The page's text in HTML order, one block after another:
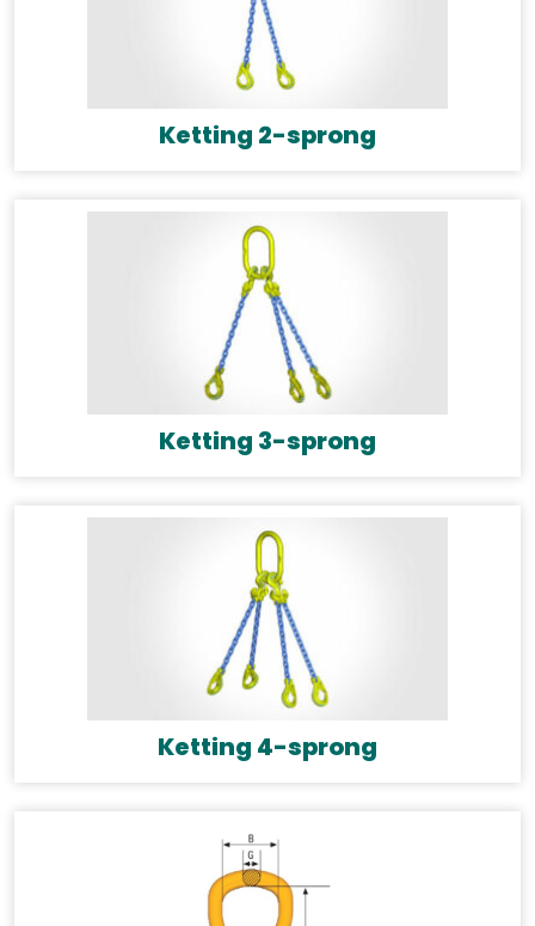
Ketting 2-sprong
Ketting 3-sprong
Ketting 4-sprong